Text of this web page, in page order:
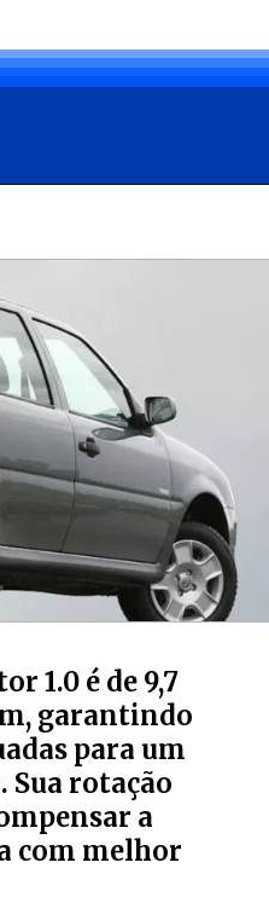
1.0 é de 9,7
garantindo
para um
Sua rotação
a
com melhor